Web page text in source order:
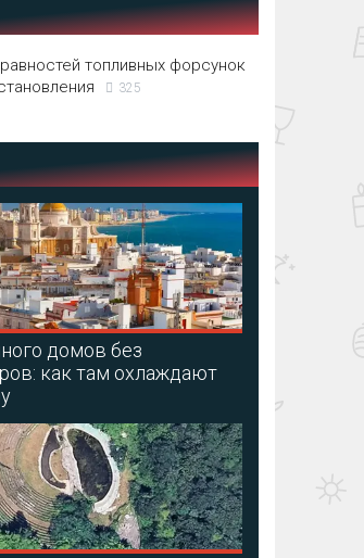
топливных форсунок
325
домов без
как там охлаждают